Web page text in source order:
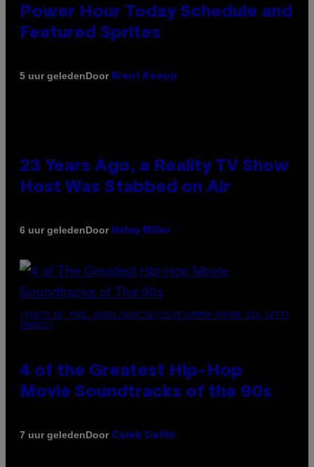
Power Hour Today Schedule and
Featured Sprites
5 uur geledenDoor Brent Koepp
23 Years Ago, a Reality TV Show
Host Was Stabbed on Air
6 uur geledenDoor Haley Miller
(PHOTO BY POOL ARNAL/GARCIA/PICOT/GAMMA-RAPHO VIA GETTY
IMAGES)
4 of the Greatest Hip-Hop
Movie Soundtracks of the 90s
7 uur geledenDoor Caleb Catlin